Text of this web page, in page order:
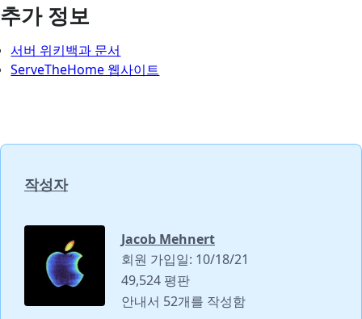
추가 정보
서버 위키백과 문서
ServeTheHome 웹사이트
작성자
Jacob Mehnert
회원 가입일: 10/18/21
49,524 평판
안내서 52개를 작성함